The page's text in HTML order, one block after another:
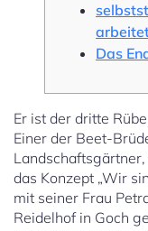
Das
Er ist der dritte
Einer der Beet-
das Konzept „Wir
mit seiner Frau
Reidelhof in Goch